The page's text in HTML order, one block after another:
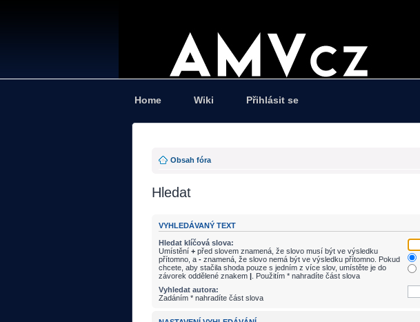
Home Wiki Přihlásit se
Obsah fóra
Hledat
VYHLEDÁVANÝ TEXT
Hledat klíčová slova:
Umístění + před slovem znamená, že slovo musí být ve výsledku
přítomno, a - znamená, že slovo nemá být ve výsledku přítomno. Pokud
chcete, aby stačila shoda pouze s jedním z více slov, umístěte je do
závorek oddělené znakem | . Použitím * nahradíte část slova
Vyhledat autora:
Zadáním * nahradíte část slova